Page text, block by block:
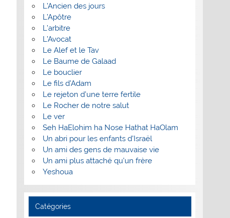
L’Ancien des jours
L’Apôtre
L’arbitre
L’Avocat
Le Alef et le Tav
Le Baume de Galaad
Le bouclier
Le fils d’Adam
Le rejeton d’une terre fertile
Le Rocher de notre salut
Le ver
Seh HaElohim ha Nose Hathat HaOlam
Un abri pour les enfants d’Israël
Un ami des gens de mauvaise vie
Un ami plus attaché qu’un frère
Yeshoua
Catégories